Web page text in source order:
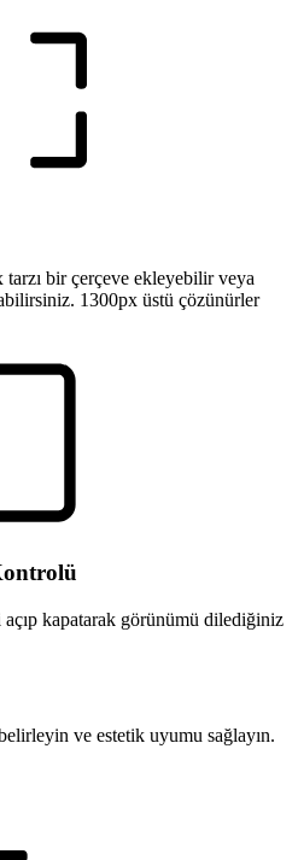
tarzı bir çerçeve ekleyebilir veya
1300px üstü çözünürler
kapatarak görünümü dilediğiniz
belirleyin ve estetik uyumu sağlayın.